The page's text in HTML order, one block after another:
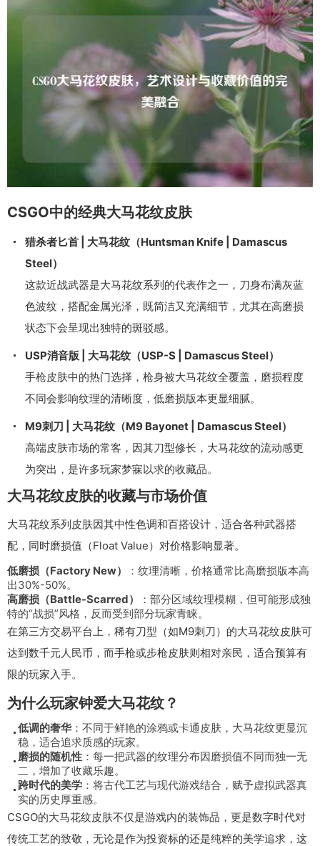
CSGO中的经典大马花纹皮肤
猎杀者匕首 | 大马花纹（Huntsman Knife | Damascus
Steel）
这款近战武器是大马花纹系列的代表作之一，刀身布满灰蓝
色波纹，搭配金属光泽，既简洁又充满细节，尤其在高磨损
状态下会呈现出独特的斑驳感。
USP消音版 | 大马花纹（USP-S | Damascus Steel）
手枪皮肤中的热门选择，枪身被大马花纹全覆盖，磨损程度
不同会影响纹理的清晰度，低磨损版本更显细腻。
M9刺刀 | 大马花纹（M9 Bayonet | Damascus Steel）
高端皮肤市场的常客，因其刀型修长，大马花纹的流动感更
为突出，是许多玩家梦寐以求的收藏品。
大马花纹皮肤的收藏与市场价值
大马花纹系列皮肤因其中性色调和百搭设计，适合各种武器搭
配，同时磨损值（Float Value）对价格影响显著。
低磨损（Factory New）
：纹理清晰，价格通常比高磨损版本高
出30%-50%。
高磨损（Battle-Scarred）
：部分区域纹理模糊，但可能形成独
特的“战损”风格，反而受到部分玩家青睐。
在第三方交易平台上，稀有刀型（如M9刺刀）的大马花纹皮肤可
达到数千元人民币，而手枪或步枪皮肤则相对亲民，适合预算有
限的玩家入手。
为什么玩家钟爱大马花纹？
低调的奢华：不同于鲜艳的涂鸦或卡通皮肤，大马花纹更显沉
稳，适合追求质感的玩家。
磨损的随机性 ：每一把武器的纹理分布因磨损值不同而独一无
二，增加了收藏乐趣。
跨时代的美学 ：将古代工艺与现代游戏结合，赋予虚拟武器真
实的历史厚重感。
CSGO的大马花纹皮肤不仅是游戏内的装饰品，更是数字时代对
传统工艺的致敬，无论是作为投资标的还是纯粹的美学追求，这